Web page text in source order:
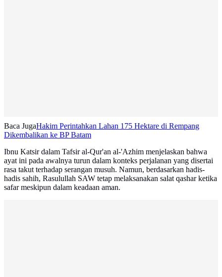
Baca JugaHakim Perintahkan Lahan 175 Hektare di Rempang
Dikembalikan ke BP Batam
Ibnu Katsir dalam Tafsir al-Qur'an al-'Azhim menjelaskan bahwa
ayat ini pada awalnya turun dalam konteks perjalanan yang disertai
rasa takut terhadap serangan musuh. Namun, berdasarkan hadis-
hadis sahih, Rasulullah SAW tetap melaksanakan salat qashar ketika
safar meskipun dalam keadaan aman.